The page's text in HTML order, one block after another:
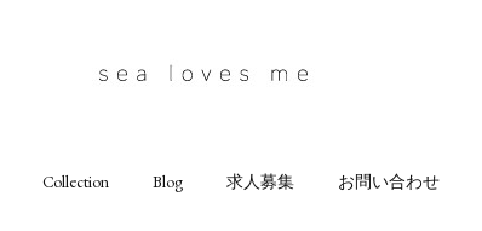
Collection Blog 求人募集 お問い合わせ